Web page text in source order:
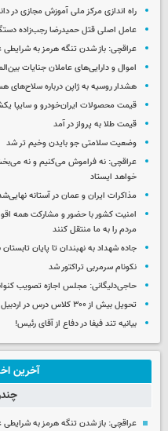
راه اندازی مرکز ملی آموزش مجازی در
عامل اصلی قتل حمیدرضا رجب‌زاده
عراقچی: باز شدن تنگه هرمز به شرایطی
اموال و دارایی‌های عاملان جنایات
هشدار روسیه به ژاپن درباره سلاح‌های
قیمت محصولات ایران‌خودرو و سایپا یکشنبه ۱۸
قیمت طلا به پرواز در آمد
وضعیت سلامتی جو بایدن وخیم تر شد
عراقچی: نه فراموش می‌کنیم و نه
خواهد ایستاد
مذاکرات ایران و عمان در آستانه
امنیت کشور با حضور و مشارکت همه
مردم را به ما منتقل کنند
جاده شهداد به نهبندان تا پایان
نکونام سرمربی تراکتور شد
حاجی‌دلیگانی: مجلس اجازه تصویب
تحویل بیش از ۳۰۰ کلاس درس در اردبیل تا آغاز سال تحصیلی جدید
بیانیه تند فیفا در دفاع از آقای رئیس!
آخرین
عراقچی: باز شدن تنگه هرمز به شرایطی